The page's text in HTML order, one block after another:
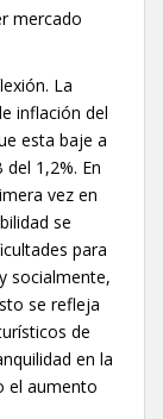
mercado
La
inflación del
esta baje a
1,2%. En
vez en
se
para
socialmente,
se refleja
de
en la
el aumento